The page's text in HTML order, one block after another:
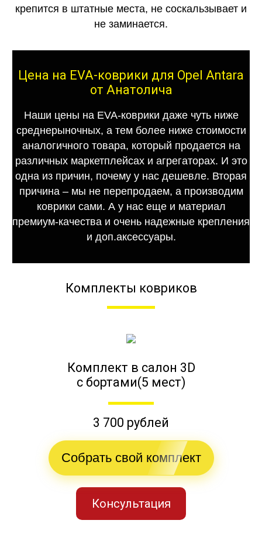
крепится в штатные места, не соскальзывает и
не заминается.
Цена на EVA-коврики для Opel Antara
от Анатолича
Наши цены на EVA-коврики даже чуть ниже
среднерыночных, а тем более ниже стоимости
аналогичного товара, который продается на
различных маркетплейсах и агрегаторах. И это
одна из причин, почему у нас дешевле. Вторая
причина – мы не перепродаем, а производим
коврики сами. А у нас еще и материал
премиум-качества и очень надежные крепления
и доп.аксессуары.
Комплекты ковриков
Комплект в салон 3D
с бортами(5 мест)
3 700 рублей
Собрать свой комплект
Консультация